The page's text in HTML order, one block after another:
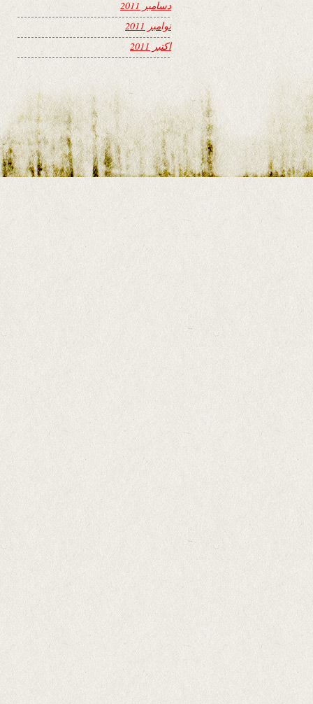
دسامبر 2011
نوامبر 2011
اکتبر 2011